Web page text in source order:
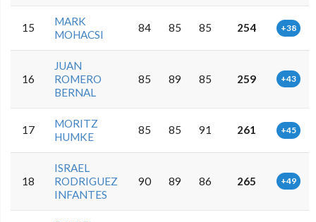
15
MARK
MOHACSI
84 85 85 254 +38
16
JUAN
ROMERO
BERNAL
85 89 85 259 +43
17
MORITZ
HUMKE
85 85 91 261 +45
18
ISRAEL
RODRIGUEZ
INFANTES
90 89 86 265 +49